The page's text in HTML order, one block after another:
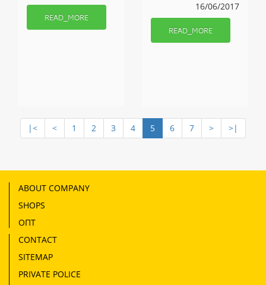
READ_MORE
16/06/2017
READ_MORE
|< < 1 2 3 4 5 6 7 > >|
ABOUT COMPANY
SHOPS
ОПТ
CONTACT
SITEMAP
PRIVATE POLICE